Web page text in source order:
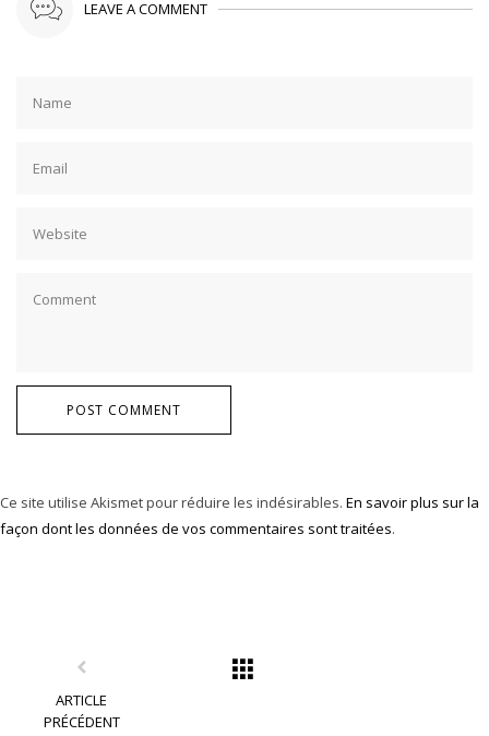
LEAVE A COMMENT
POST COMMENT
Ce site utilise Akismet pour réduire les indésirables. En savoir plus sur la
façon dont les données de vos commentaires sont traitées.
ARTICLE
PRÉCÉDENT